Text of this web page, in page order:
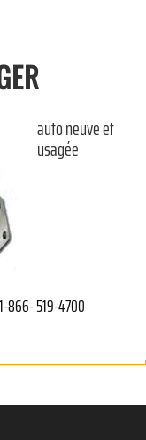
auto neuve et
usagée
866- 519-4700